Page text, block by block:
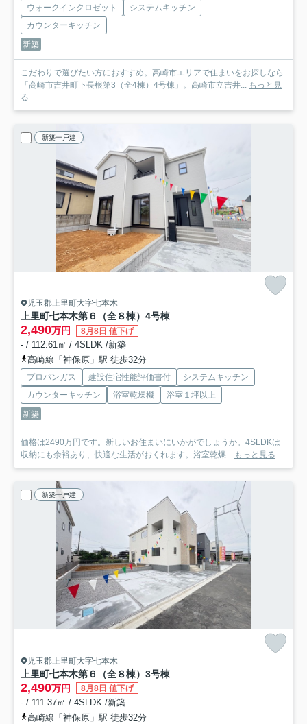
ウォークインクロゼット
システムキッチン
カウンターキッチン
新築
こだわりで選びたい方におすすめ。高崎市エリアで住まいをお探しなら
「高崎市吉井町下長根第3（全4棟）4号棟」。高崎市立吉井... もっと見
る
新築一戸建
児玉郡上里町大字七本木
上里町七本木第６（全８棟）4号棟
2,490万円 8月8日 値下げ
- / 112.61㎡ / 4SLDK /新築
高崎線「神保原」駅 徒歩32分
プロパンガス 建設住宅性能評価書付
システムキッチン
カウンターキッチン
浴室乾燥機
浴室１坪以上
新築
価格は2490万円です。新しいお住まいにいかがでしょうか。4SLDKは
収納にも余裕あり、快適な生活がおくれます。浴室乾燥... もっと見る
新築一戸建
児玉郡上里町大字七本木
上里町七本木第６（全８棟）3号棟
2,490万円 8月8日 値下げ
- / 111.37㎡ / 4SLDK /新築
高崎線「神保原」駅 徒歩32分